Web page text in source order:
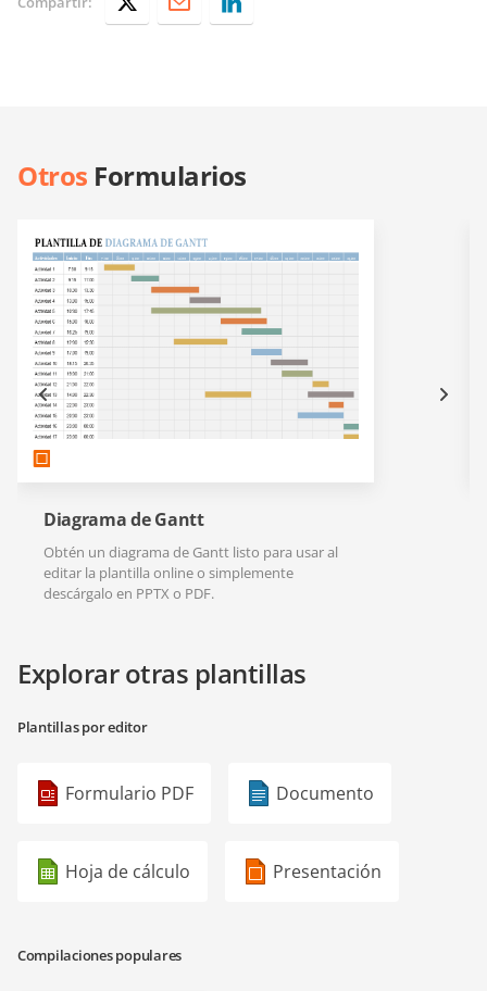
Otros Formularios
Diagrama de Gantt
Obtén un diagrama de Gantt listo para usar al
editar la plantilla online o simplemente
descárgalo en PPTX o PDF.
Explorar otras plantillas
Plantillas por editor
Formulario PDF Documento
Hoja de cálculo Presentación
Compilaciones populares